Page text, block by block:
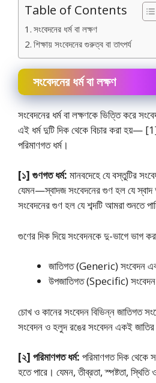
Table of Contents
সংবেদনের ধর্ম বা লক্ষণ
শিক্ষায় সংবেদনের গুরুত্ব বা তাৎপর্য
সংবেদনের ধর্ম বা লক্ষণ
সংবেদনের ধর্ম বা লক্ষণকে ভিত্তি করে
এই ধর্ম দুটি দিক থেকে বিচার করা হয়—
পরিমাণগত ধর্ম।
[১] গুণগত ধর্ম: মানবদেহে যে বস্তুটির
যেমন—স্বাদজ সংবেদনের গুণ হল যে স্বাদ
সংবেদনের গুণ হল যে শব্দটি আমরা শুনতে
গুণের দিক দিয়ে সংবেদনকে দু-ভাগে ভাগ
জাতিগত (Generic) সংবেদন
উপজাতিগত (Specific)
চোখ ও কানের সংবেদন বিভিন্ন জাতিগত
সংবেদন ও হলুদ রঙের সংবেদন একই
[২] পরিমাণগত ধর্ম: পরিমাণগত দিক থেকে
হতে পারে। যেমন, তীব্রতা, স্পষ্টতা, স্থিতি